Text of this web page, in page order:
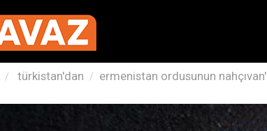
türkistan'dan ermenistan ordusunun